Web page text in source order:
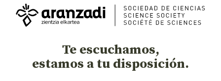
Te escuchamos,
estamos a tu disposición.